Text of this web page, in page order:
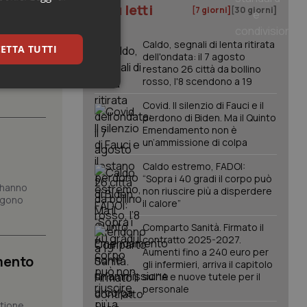
I più letti [7 giorni] [30 giorni]
Caldo, segnali di lenta ritirata
dell'ondata: il 7 agosto
restano 26 città da bollino
rosso, l'8 scendono a 19
Covid. Il silenzio di Fauci e il
perdono di Biden. Ma il Quinto
Emendamento non è
un’ammissione di colpa
Caldo estremo, FADOI:
“Sopra i 40 gradi il corpo può
non riuscire più a disperdere
il calore”
Comparto Sanità. Firmato il
contratto 2025-2027.
Aumenti fino a 240 euro per
gli infermieri, arriva il capitolo
sull'IA e nuove tutele per il
personale
TUTTI
le
che le loro